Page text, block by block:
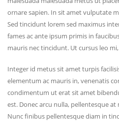
ornare sapien. In sit amet vulputate
Sed tincidunt lorem sed maximus
fames ac ante ipsum primis in
mauris nec tincidunt. Ut cursus leo
Integer id metus sit amet turpis
elementum ac mauris in, venenatis
condimentum ut erat sit amet
est. Donec arcu nulla, pellentesque
Nunc finibus pellentesque diam in